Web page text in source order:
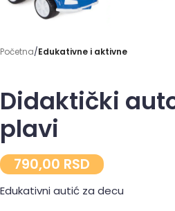
Početna Edukativne i aktivne
Didaktički
plavi
790,00 RSD
Edukativni autić za decu